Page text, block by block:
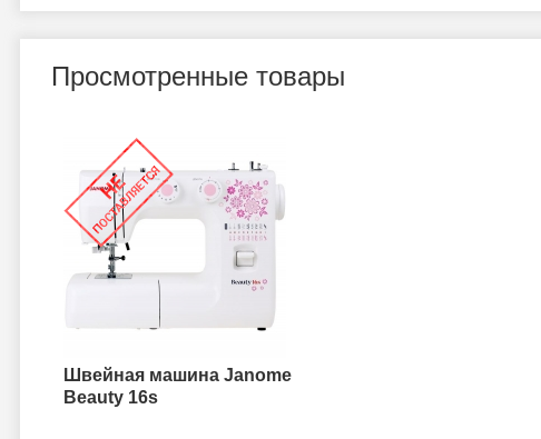
Просмотренные товары
Швейная машина Janome
Beauty 16s